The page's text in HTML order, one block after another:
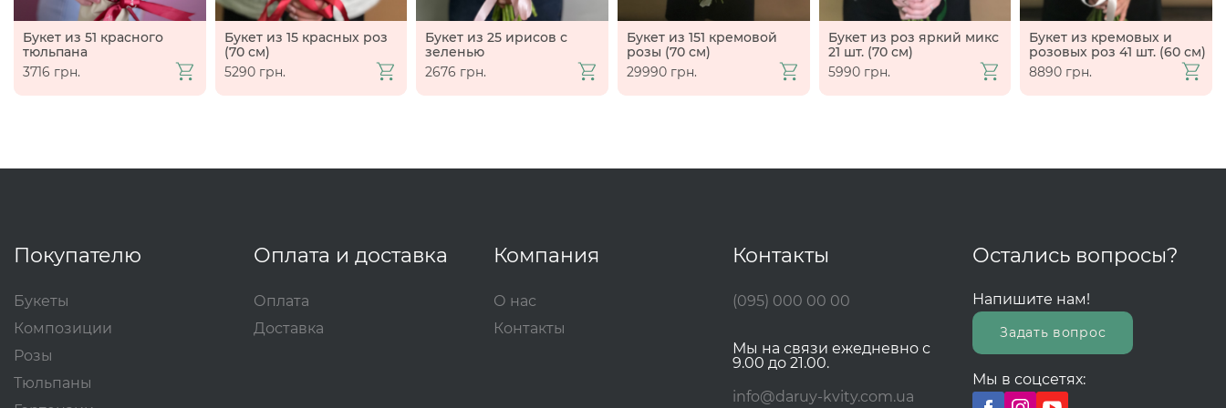
Букет из 51 красного
тюльпана
3716 грн.
Букет из 15 красных роз
(70 см)
5290 грн.
Букет из 25 ирисов с
зеленью
2676 грн.
Букет из 151 кремовой
розы (70 см)
29990 грн.
Букет из роз яркий микс
21 шт. (70 см)
5990 грн.
Букет из кремовых и
розовых роз 41 шт. (60 см)
8890 грн.
Покупателю
Букеты
Композиции
Розы
Тюльпаны
Оплата и доставка
Оплата
Доставка
Компания
О нас
Контакты
Контакты
(095) 000 00 00
Мы на связи ежедневно с
9.00 до 21.00.
info@daruy-kvity.com.ua
Остались вопросы?
Напишите нам!
Задать вопрос
Мы в соцсетях: